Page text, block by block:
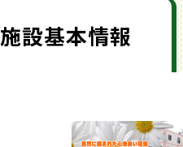
施設基本情報